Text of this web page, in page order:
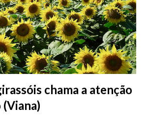
chama a atenção